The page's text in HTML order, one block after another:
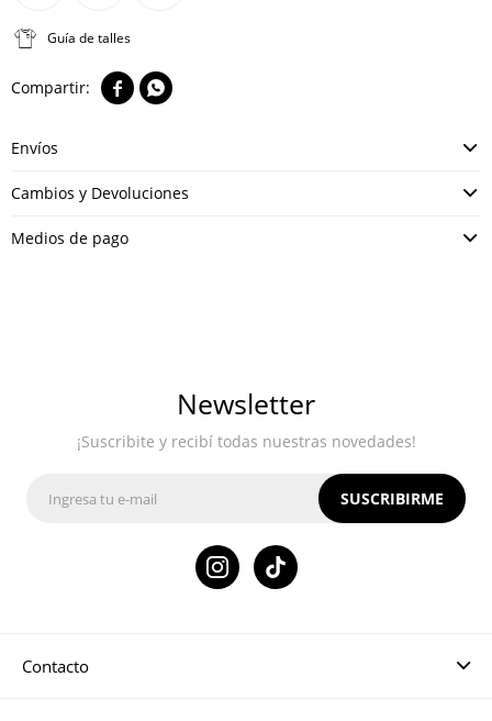
Guía de talles
 
Envíos
Cambios y Devoluciones
Medios de pago
Contacto
Newsletter
¡Suscribite y recibí todas nuestras novedades!
SUSCRIBIRME
